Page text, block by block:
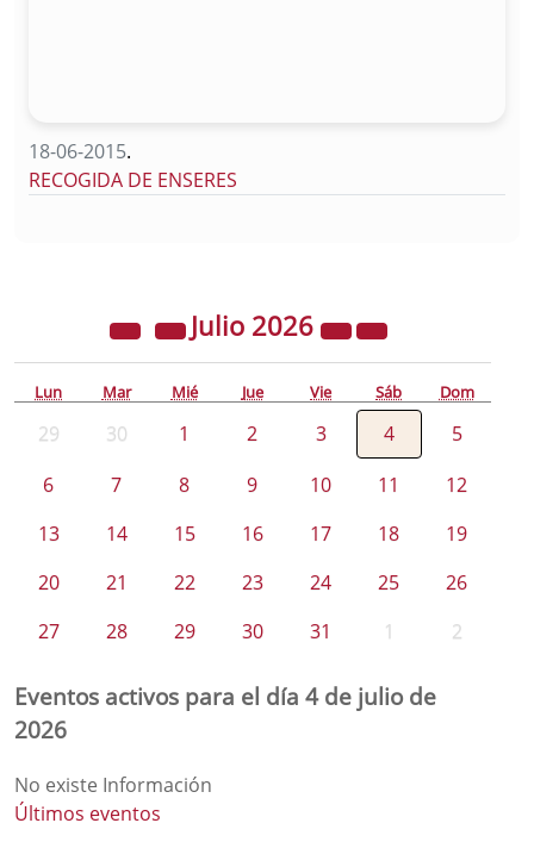
18-06-2015.
RECOGIDA DE ENSERES
Julio 2026
Lun Mar Mié Jue Vie Sáb Dom
29 30 1 2 3 4
5
6
7 8 9 10 11
12
13
14 15 16 17 18
19
20
21 22 23 24 25
26
27
28 29 30 31 1 2
Eventos activos para el día 4 de julio de
2026
No existe Información
Últimos eventos